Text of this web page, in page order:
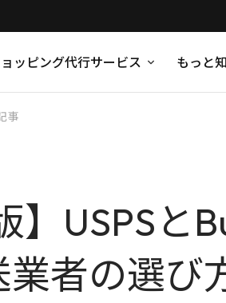
ッピング代行サービス もっと
事
】USPS
者の選び